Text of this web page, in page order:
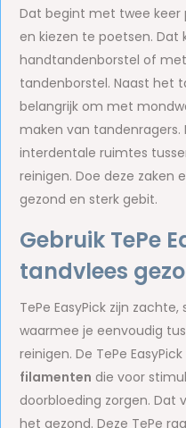
Dat begint met twee
en kiezen te poetsen. Dat
handtandenborstel of
tandenborstel. Naast het
belangrijk om met
maken van tandenragers.
interdentale ruimtes
reinigen. Doe deze zaken
gezond en sterk gebit.
Gebruik TePe
tandvlees
TePe EasyPick zijn
waarmee je eenvoudig
reinigen. De TePe
filamenten die voor
doorbloeding zorgen. Dat
het gezond. Deze TePe